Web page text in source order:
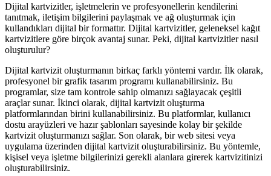
Dijital kartvizitler, işletmelerin ve profesyonellerin kendilerini
tanıtmak, iletişim bilgilerini paylaşmak ve ağ oluşturmak için
kullandıkları dijital bir formattır. Dijital kartvizitler, geleneksel kağıt
kartvizitlere göre birçok avantaj sunar. Peki, dijital kartvizitler nasıl
oluşturulur?
Dijital kartvizit oluşturmanın birkaç farklı yöntemi vardır. İlk olarak,
profesyonel bir grafik tasarım programı kullanabilirsiniz. Bu
programlar, size tam kontrole sahip olmanızı sağlayacak çeşitli
araçlar sunar. İkinci olarak, dijital kartvizit oluşturma
platformlarından birini kullanabilirsiniz. Bu platformlar, kullanıcı
dostu arayüzleri ve hazır şablonları sayesinde kolay bir şekilde
kartvizit oluşturmanızı sağlar. Son olarak, bir web sitesi veya
uygulama üzerinden dijital kartvizit oluşturabilirsiniz. Bu yöntemle,
kişisel veya işletme bilgilerinizi gerekli alanlara girerek kartvizitinizi
oluşturabilirsiniz.